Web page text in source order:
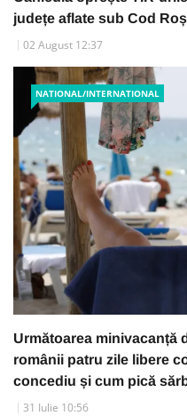
județe aflate sub Cod
02 August 12:37
NATIONAL/INTERNATIONAL
Următoarea minivacanță
românii patru zile libere
concediu și cum pică
31 Iulie 10:56